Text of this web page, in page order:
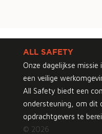
ALL SAFETY
Onze dagelijkse
een veilige
All Safety biedt een
ondersteuning, om dit
opdrachtgevers te
© 2026